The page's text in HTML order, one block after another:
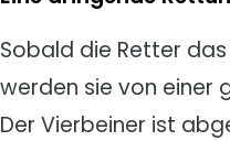
Sobald die Retter
werden sie von einer
Der Vierbeiner ist